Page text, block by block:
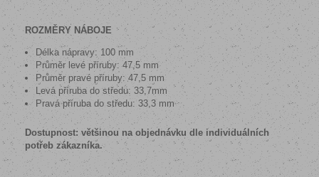
ROZMĚRY NÁBOJE
Délka nápravy: 100 mm
Průměr levé příruby: 47,5 mm
Průměr pravé příruby: 47,5 mm
Levá příruba do středu: 33,7mm
Pravá příruba do středu: 33,3 mm
Dostupnost: většinou na objednávku dle individuálních
potřeb zákazníka.